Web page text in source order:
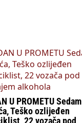
U PROMETU Sedam
Teško ozlijeđen
22 vozača pod